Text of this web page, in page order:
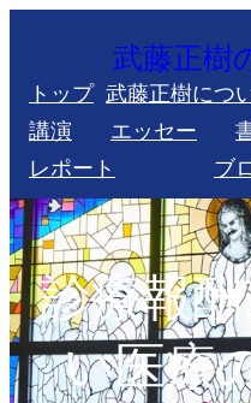
を
ス
キ
ッ
プ
武藤正樹
トップ 武藤正樹につ
講演
エッセー
レポート
ブ
診療報
い医療